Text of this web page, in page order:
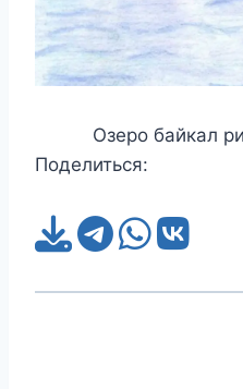
Озеро байкал
Поделиться: